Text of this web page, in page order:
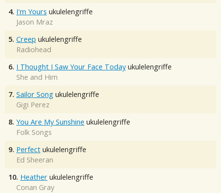
4. I'm Yours ukulelengriffe
Jason Mraz
5. Creep ukulelengriffe
Radiohead
6. I Thought I Saw Your Face Today ukulelengriffe
She and Him
7. Sailor Song ukulelengriffe
Gigi Perez
8. You Are My Sunshine ukulelengriffe
Folk Songs
9. Perfect ukulelengriffe
Ed Sheeran
10. Heather ukulelengriffe
Conan Gray